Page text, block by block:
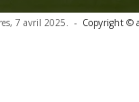
7 avril 2025. - Copyright ©